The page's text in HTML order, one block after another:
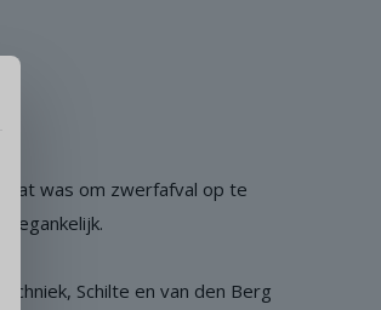
was om zwerfafval op te
Schilte en van den Berg